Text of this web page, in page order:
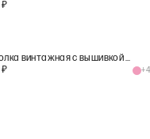
₽
Футболка винтажная с вышивкой на спинке
₽ +4